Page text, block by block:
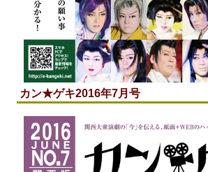
カン★ゲキ2016年7月号